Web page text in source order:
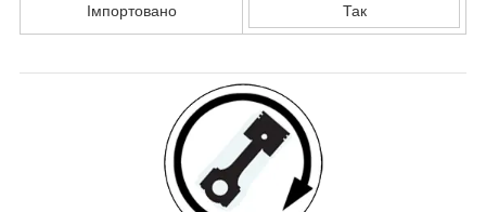
Імпортовано Так